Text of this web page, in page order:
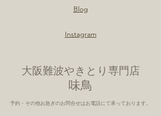
Blog
Instagram
大阪難波やきとり専門店
​味鳥
予約・その他お急ぎのお問合せはお電話にて承っております。